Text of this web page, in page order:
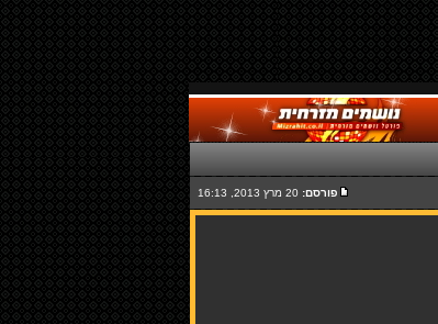
פורסם: